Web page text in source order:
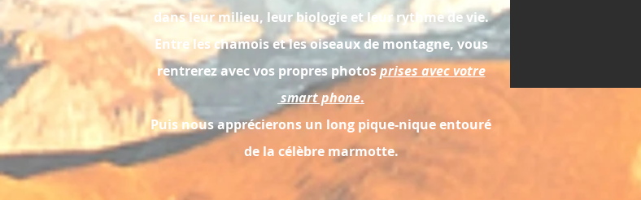
dans leur milieu, leur biologie et leur rythme de vie.
Entre les chamois et les oiseaux de montagne, vous
rentrerez avec vos propres photosprises avec votre
smart phone.
Puis nous apprécierons un long pique-nique entouré
de la célèbre marmotte.